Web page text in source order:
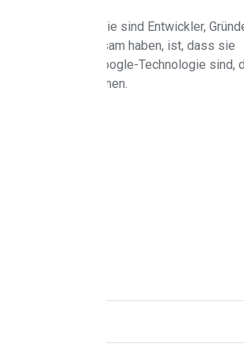
Hintergründe. Sie sind Entwickler,
Was sie gemeinsam haben, ist, dass sie
in der Google-Technologie sind,
kontinuierlich lernen.